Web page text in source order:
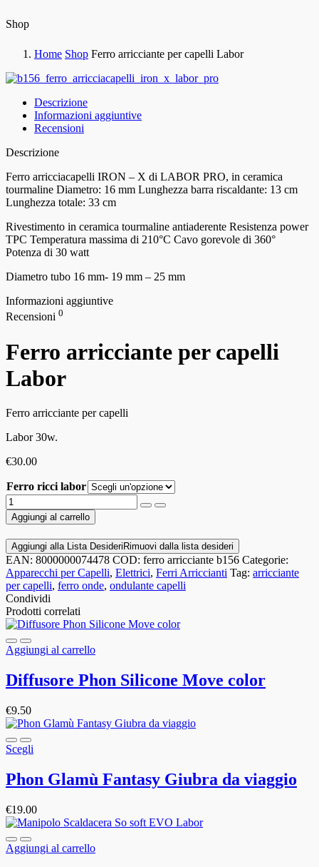
Shop
Home Shop Ferro arricciante per capelli Labor
Descrizione
Informazioni aggiuntive
Recensioni
Descrizione
Ferro arricciacapelli IRON – X di LABOR PRO, in ceramica
tourmaline Diametro: 16 mm Lunghezza barra riscaldante: 13 cm
Lunghezza totale: 33 cm
Rivestimento in ceramica tourmaline antiaderente Resistenza power
TPC Temperatura massima di 210°C Cavo gorevole di 360°
Potenza di 30 watt
Diametro tubo 16 mm- 19 mm – 25 mm
Informazioni aggiuntive
Recensioni 0
Ferro arricciante per capelli
Labor
Ferro arricciante per capelli
Labor 30w.
€30.00
Ferro ricci labor
Aggiungi al carrello
Aggiungi alla Lista Desideri Rimuovi dalla lista desideri
EAN: 8000000074478 COD: ferro arricciante b156 Categorie:
Apparecchi per Capelli, Elettrici, Ferri Arriccianti Tag: arricciante
per capelli, ferro onde, ondulante capelli
Condividi
Prodotti correlati
Aggiungi al carrello
Diffusore Phon Silicone Move color
€9.50
Scegli
Phon Glamù Fantasy Giubra da viaggio
€19.00
Aggiungi al carrello